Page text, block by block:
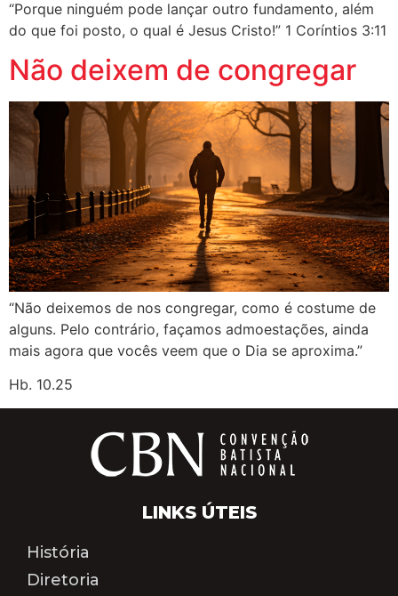
“Porque ninguém pode lançar outro fundamento, além
do que foi posto, o qual é Jesus Cristo!” 1 Coríntios 3:11
Não deixem de congregar
“Não deixemos de nos congregar, como é costume de
alguns. Pelo contrário, façamos admoestações, ainda
mais agora que vocês veem que o Dia se aproxima.”
Hb. 10.25
LINKS ÚTEIS
História
Diretoria